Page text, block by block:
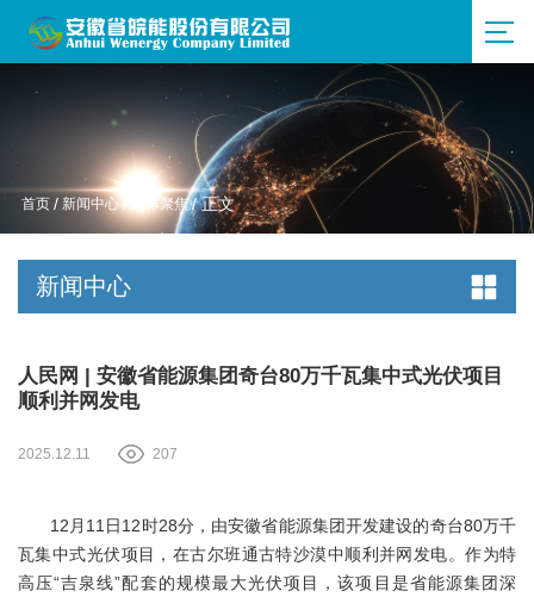
首页 / 新闻中心 / 媒体聚焦 / 正文
新闻中心
人民网 | 安徽省能源集团奇台80万千瓦集中式光伏项目
顺利并网发电
2025.12.11 207
12月11日12时28分，由安徽省能源集团开发建设的奇台80万千
瓦集中式光伏项目，在古尔班通古特沙漠中顺利并网发电。作为特
高压“吉泉线”配套的规模最大光伏项目，该项目是省能源集团深